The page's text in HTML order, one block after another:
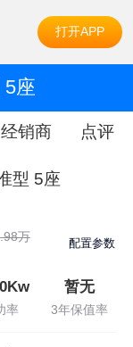
打开APP
5座
经销商 点评
型 5座
万 配置参数
率
暂无
3年保值率